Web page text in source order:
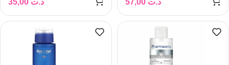
د.ت
HYALURONIQUE 100ML
د.ت